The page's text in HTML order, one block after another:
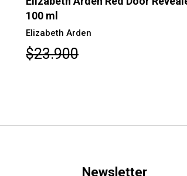
100 ml
Elizabeth Arden
$23.900
Newsletter